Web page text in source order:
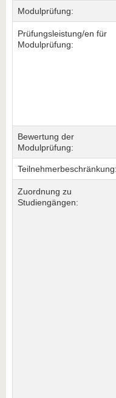
Modulprüfung:
Prüfungsleistung/en für
Modulprüfung:
Bewertung der
Modulprüfung:
Teilnehmerbeschränkung:
Zuordnung zu
Studiengängen: